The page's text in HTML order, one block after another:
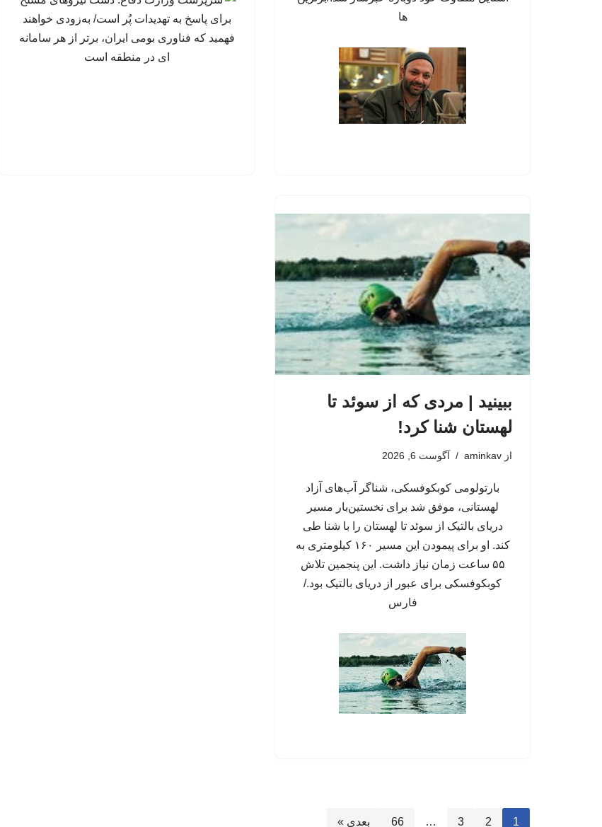
ها
ببینید | مردی که از سوئد تا
لهستان شنا کرد!
از aminkav آگوست 6, 2026
بارتولومی کوبکوفسکی، شناگر آب‌های آزاد
لهستانی، موفق شد برای نخستین‌بار مسیر
دریای بالتیک از سوئد تا لهستان را با شنا طی
کند. او برای پیمودن این مسیر ۱۶۰ کیلومتری به
۵۵ ساعت زمان نیاز داشت. این پنجمین تلاش
کوبکوفسکی برای عبور از دریای بالتیک بود./
فارس
1
2
3
…
66 بعدی »